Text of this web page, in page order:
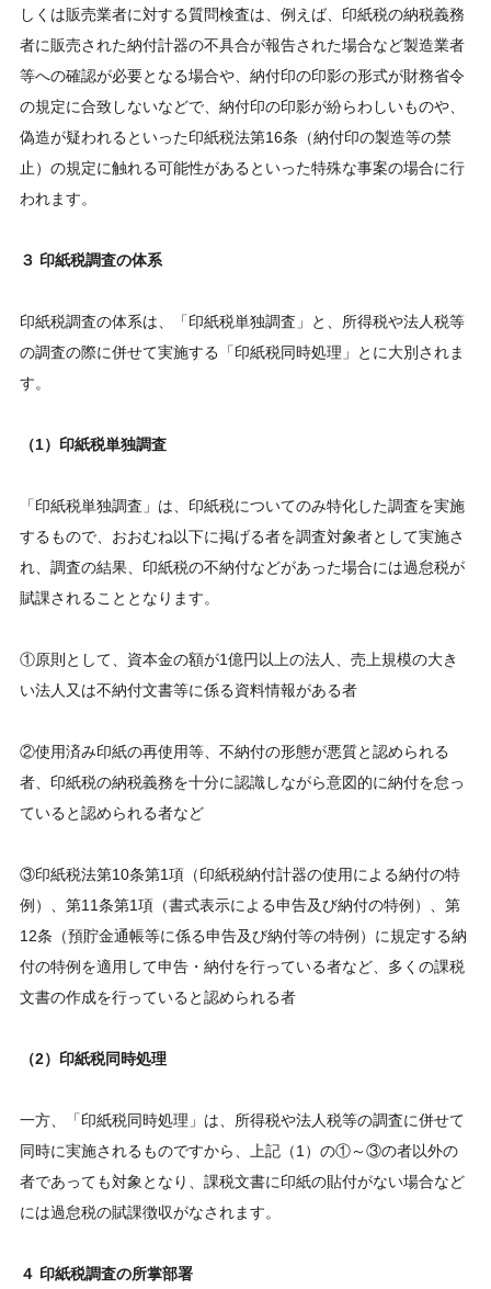
しくは販売業者に対する質問検査は、例えば、印紙税の納税義務
者に販売された納付計器の不具合が報告された場合など製造業者
等への確認が必要となる場合や、納付印の印影の形式が財務省令
の規定に合致しないなどで、納付印の印影が紛らわしいものや、
偽造が疑われるといった印紙税法第16条（納付印の製造等の禁
止）の規定に触れる可能性があるといった特殊な事案の場合に行
われます。
３ 印紙税調査の体系
印紙税調査の体系は、「印紙税単独調査」と、所得税や法人税等
の調査の際に併せて実施する「印紙税同時処理」とに大別されま
す。
（1）印紙税単独調査
「印紙税単独調査」は、印紙税についてのみ特化した調査を実施
するもので、おおむね以下に掲げる者を調査対象者として実施さ
れ、調査の結果、印紙税の不納付などがあった場合には過怠税が
賦課されることとなります。
①原則として、資本金の額が1億円以上の法人、売上規模の大き
い法人又は不納付文書等に係る資料情報がある者
②使用済み印紙の再使用等、不納付の形態が悪質と認められる
者、印紙税の納税義務を十分に認識しながら意図的に納付を怠っ
ていると認められる者など
③印紙税法第10条第1項（印紙税納付計器の使用による納付の特
例）、第11条第1項（書式表示による申告及び納付の特例）、第
12条（預貯金通帳等に係る申告及び納付等の特例）に規定する納
付の特例を適用して申告・納付を行っている者など、多くの課税
文書の作成を行っていると認められる者
（2）印紙税同時処理
一方、「印紙税同時処理」は、所得税や法人税等の調査に併せて
同時に実施されるものですから、上記（1）の①～③の者以外の
者であっても対象となり、課税文書に印紙の貼付がない場合など
には過怠税の賦課徴収がなされます。
４ 印紙税調査の所掌部署